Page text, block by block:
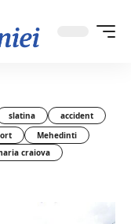
slatina
accident
Mehedinti
craiova